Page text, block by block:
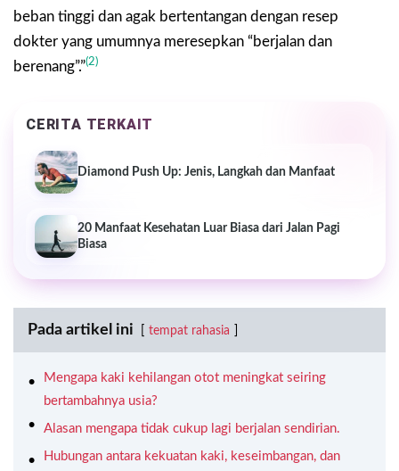
beban tinggi dan agak bertentangan dengan resep
dokter yang umumnya meresepkan “berjalan dan
berenang”.”(2)
CERITA TERKAIT
Diamond Push Up: Jenis, Langkah dan Manfaat
20 Manfaat Kesehatan Luar Biasa dari Jalan Pagi
Biasa
Pada artikel ini tempat rahasia
Mengapa kaki kehilangan otot meningkat seiring
bertambahnya usia?
Alasan mengapa tidak cukup lagi berjalan sendirian.
Hubungan antara kekuatan kaki, keseimbangan, dan